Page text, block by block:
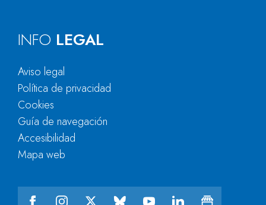
INFO LEGAL
Aviso legal
Política de privacidad
Cookies
Guía de navegación
Accesibilidad
Mapa web